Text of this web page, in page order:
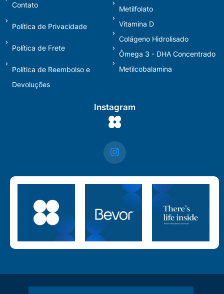
Contato
Política de Privacidade
Política de Frete
Política de Reembolso e
Devoluções
Metilfolato
Vitamina D
Colágeno Hidrolisado
Ômega 3 - DHA Concentrado
Metilcobalamina
Instagram